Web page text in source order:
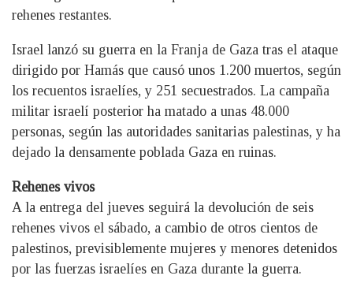
rehenes restantes.
Israel lanzó su guerra en la Franja de Gaza tras el ataque
dirigido por Hamás que causó unos 1.200 muertos, según
los recuentos israelíes, y 251 secuestrados. La campaña
militar israelí posterior ha matado a unas 48.000
personas, según las autoridades sanitarias palestinas, y ha
dejado la densamente poblada Gaza en ruinas.
Rehenes vivos
A la entrega del jueves seguirá la devolución de seis
rehenes vivos el sábado, a cambio de otros cientos de
palestinos, previsiblemente mujeres y menores detenidos
por las fuerzas israelíes en Gaza durante la guerra.